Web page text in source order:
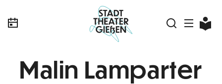
Malin Lamparter